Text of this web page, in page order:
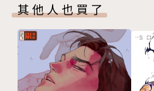
其他人也買了